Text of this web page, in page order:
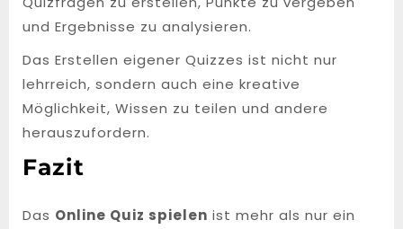
und Ergebnisse zu analysieren.
Das Erstellen eigener Quizzes ist nicht nur
lehrreich, sondern auch eine kreative
Möglichkeit, Wissen zu teilen und andere
herauszufordern.
Fazit
Das Online Quiz spielen ist mehr als nur ein